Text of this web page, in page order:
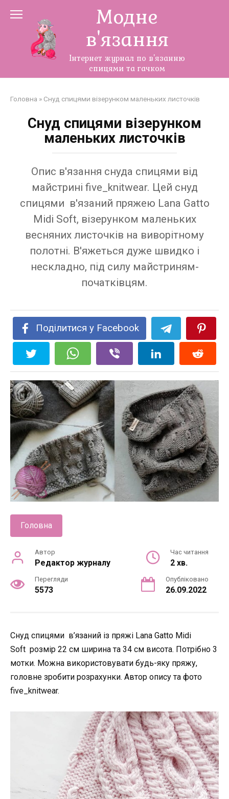
Модне
в'язання
Інтернет журнал по в'язанню
спицями та гачком
Головна » Снуд спицями візерунком маленьких листочків
Снуд спицями візерунком
маленьких листочків
Опис в'язання снуда спицями від
майстрині five_knitwear. Цей снуд
спицями в'язаний пряжею Lana Gatto
Midi Soft, візерунком маленьких
весняних листочків на виворітному
полотні. В'яжеться дуже швидко і
нескладно, під силу майстриням-
початківцям.
Поділитися у Facebook
Головна
Автор
Редактор журналу
Час читання
2 хв.
Перегляди
5573
Опубліковано
26.09.2022
Снуд спицями в’язаний із пряжі Lana Gatto Midi
Soft розмір 22 см ширина та 34 см висота. Потрібно 3
мотки. Можна використовувати будь-яку пряжу,
головне зробити розрахунки. Автор опису та фото
five_knitwear.